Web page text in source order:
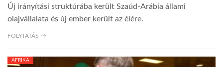
A NAP SZÉPE
Új irányítási struktúrába került Szaúd-Arábia állami
olajvállalata és új ember került az élére.
FOLYTATÁS →
AFRIKA